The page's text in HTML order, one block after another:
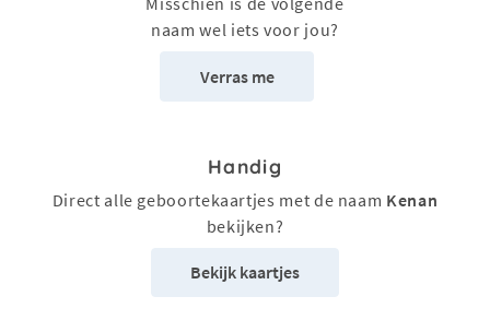
naam wel iets voor jou?
Verras me
Handig
Direct alle geboortekaartjes met de naam Kenan
bekijken?
Bekijk kaartjes